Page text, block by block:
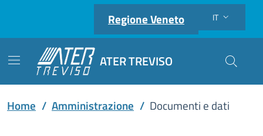
Regione Veneto Lingua attiva:
IT
ATER TREVISO Cerca
Home / Amministrazione / Documenti e dati